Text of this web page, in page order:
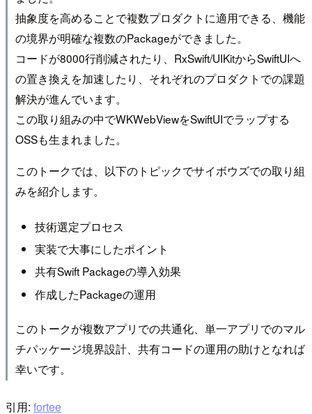
抽象度を高めることで複数プロダクトに適用できる、機能
の境界が明確な複数のPackageができました。
コードが8000行削減されたり、RxSwift/UIKitからSwiftUIへ
の置き換えを加速したり、それぞれのプロダクトでの課題
解決が進んでいます。
この取り組みの中でWKWebViewをSwiftUIでラップする
OSSも生まれました。
このトークでは、以下のトピックでサイボウズでの取り組
みを紹介します。
技術選定プロセス
実装で大事にしたポイント
共有Swift Packageの導入効果
作成したPackageの運用
このトークが複数アプリでの共通化、単一アプリでのマル
チパッケージ境界設計、共有コードの運用の助けとなれば
幸いです。
引用: fortee